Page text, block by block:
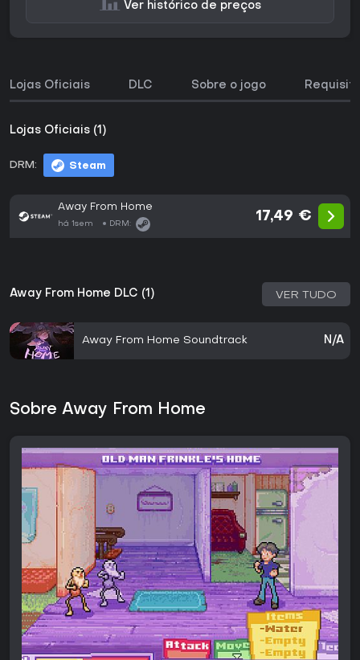
Ver histórico de preços
Lojas Oficiais DLC Sobre o jogo
Lojas Oficiais (1)
DRM: Steam
Away From Home
há 1sem DRM:
17,49 €
Away From Home DLC (1) VER TUDO
Away From Home Soundtrack N/A
Sobre Away From Home